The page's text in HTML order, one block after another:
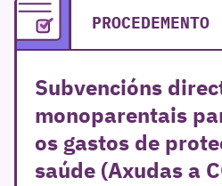
PROCEDEMENTO
Subvencións
monoparentais
os gastos de
saúde (Axudas a